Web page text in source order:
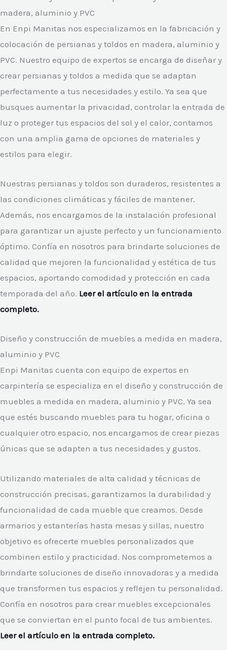
madera, aluminio y PVC
En Enpi Manitas nos especializamos en la fabricación y
colocación de persianas y toldos en madera, aluminio y
PVC. Nuestro equipo de expertos se encarga de diseñar y
crear persianas y toldos a medida que se adaptan
perfectamente a tus necesidades y estilo. Ya sea que
busques aumentar la privacidad, controlar la entrada de
luz o proteger tus espacios del sol y el calor, contamos
con una amplia gama de opciones de materiales y
estilos para elegir.
Nuestras persianas y toldos son duraderos, resistentes a
las condiciones climáticas y fáciles de mantener.
Además, nos encargamos de la instalación profesional
para garantizar un ajuste perfecto y un funcionamiento
óptimo. Confía en nosotros para brindarte soluciones de
calidad que mejoren la funcionalidad y estética de tus
espacios, aportando comodidad y protección en cada
temporada del año. Leer el artículo en la entrada
completo.
Diseño y construcción de muebles a medida en madera,
aluminio y PVC
Enpi Manitas cuenta con equipo de expertos en
carpintería se especializa en el diseño y construcción de
muebles a medida en madera, aluminio y PVC. Ya sea
que estés buscando muebles para tu hogar, oficina o
cualquier otro espacio, nos encargamos de crear piezas
únicas que se adapten a tus necesidades y gustos.
Utilizando materiales de alta calidad y técnicas de
construcción precisas, garantizamos la durabilidad y
funcionalidad de cada mueble que creamos. Desde
armarios y estanterías hasta mesas y sillas, nuestro
objetivo es ofrecerte muebles personalizados que
combinen estilo y practicidad. Nos comprometemos a
brindarte soluciones de diseño innovadoras y a medida
que transformen tus espacios y reflejen tu personalidad.
Confía en nosotros para crear muebles excepcionales
que se conviertan en el punto focal de tus ambientes.
Leer el artículo en la entrada completo.